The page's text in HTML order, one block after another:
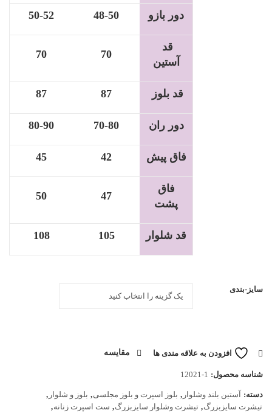
50-52 48-50 دور بازو
70 70
آستین
87 87 قد بلوز
80-90 70-80 دور ران
45 42 فاق پیش
50 47
فاق
پشت
108 105 قد شلوار
سایز-بندی
افزودن به علاقه مندی ها مقایسه
شناسه محصول: 12021-1
دسته: آستین بلند وشلوار , بلوز اسپرت و بلوز مجلسی, بلوز و شلوار ,
تیشرت سایزبزرگ, تیشرت وشلوار سایزبزرگ, ست اسپرت زنانه,